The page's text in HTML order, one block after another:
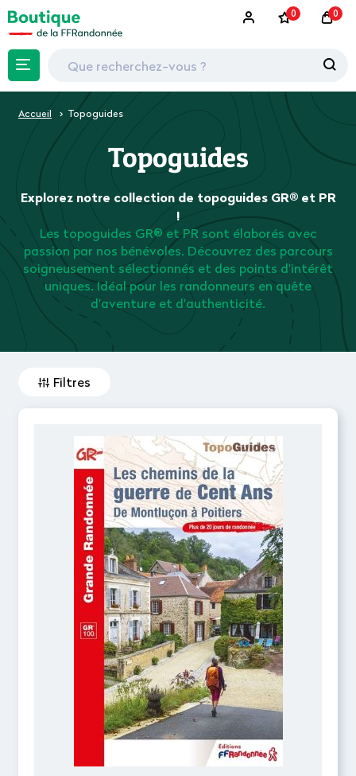
0 0
Accueil Topoguides
Topoguides
Explorez notre collection de topoguides GR® et PR
!
Les topoguides GR® et PR sont élaborés avec
passion par nos bénévoles. Découvrez des parcours
soigneusement sélectionnés et des points d'intérêt
uniques. Idéal pour les randonneurs en quête
d'aventure et d'authenticité.
Filtres